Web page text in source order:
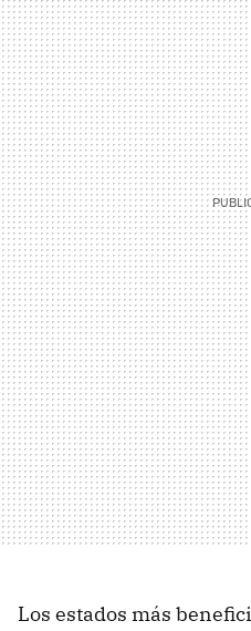
Los estados más